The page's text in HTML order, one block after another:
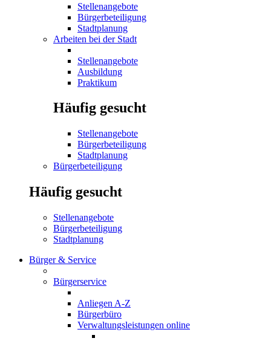
Stellenangebote
Bürgerbeteiligung
Stadtplanung
Arbeiten bei der Stadt
Stellenangebote
Ausbildung
Praktikum
Häufig gesucht
Stellenangebote
Bürgerbeteiligung
Stadtplanung
Bürgerbeteiligung
Häufig gesucht
Stellenangebote
Bürgerbeteiligung
Stadtplanung
Bürger & Service
Bürgerservice
Anliegen A-Z
Bürgerbüro
Verwaltungsleistungen online